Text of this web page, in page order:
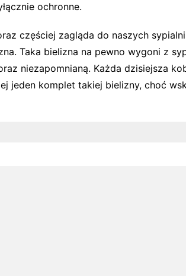
ochronne.
częściej zagląda do naszych
Taka bielizna na pewno wygoni z
niezapomnianą. Każda dzisiejsza
jeden komplet takiej bielizny, choć